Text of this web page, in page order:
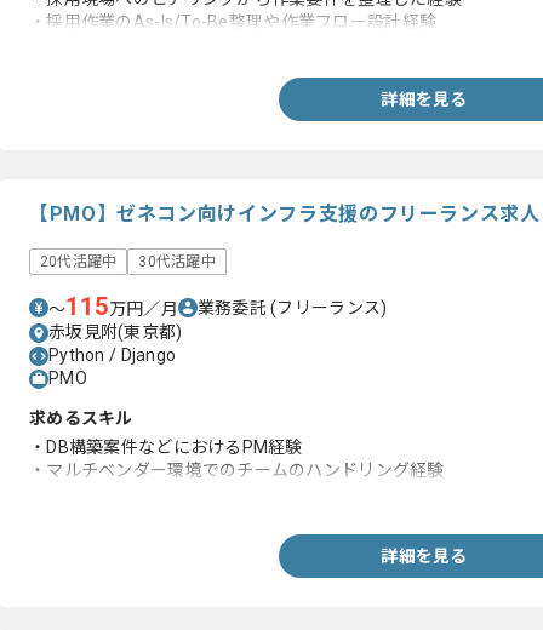
・採用作業のAs-Is/To-Be整理や作業フロー設計経験
詳細を見る
【PMO】ゼネコン向けインフラ支援のフリーランス求
20代活躍中 30代活躍中
〜115万円／月 業務委託(フリーランス)
赤坂見附(東京都)
Python / Django
PMO
求めるスキル
・DB構築案件などにおけるPM経験
・マルチベンダー環境でのチームのハンドリング経験
詳細を見る